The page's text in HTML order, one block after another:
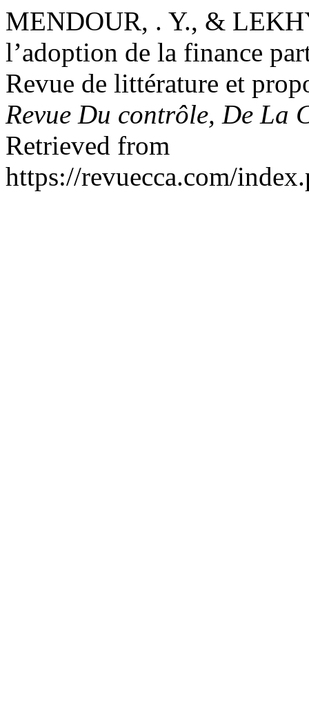
MENDOUR, . Y., &
l’adoption de la finance
Revue de littérature et
Revue Du contrôle, De La
Retrieved from
https://revuecca.com/